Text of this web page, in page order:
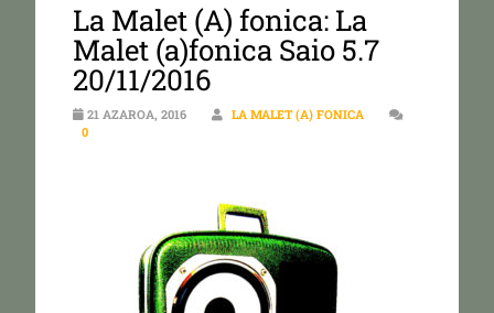
La Malet (A) fonica: La
Malet (a)fonica Saio 5.7
20/11/2016
21 AZAROA, 2016
LA MALET (A) FONICA
0